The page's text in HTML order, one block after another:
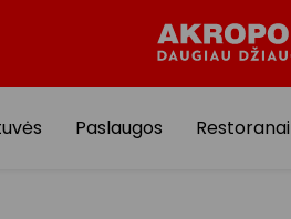
Paslaugos Restoranai